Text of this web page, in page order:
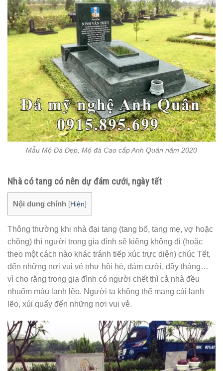
Mẫu Mộ Đá Đẹp, Mộ đá Cao cấp Anh Quân năm 2020
Nhà có tang có nên dự đám cưới, ngày tết
Nội dung chính [Hiện]
Thông thường khi nhà đại tang (tang bố, tang mẹ, vợ hoặc
chồng) thì người trong gia đình sẽ kiêng không đi (hoặc
theo một cách nào khác tránh tiếp xúc trực diện) chúc Tết,
đến những nơi vui vẻ như hội hè, đám cưới, đầy tháng…
vì cho rằng trong gia đình có người chết thì cả nhà đều
nhuốm màu lạnh lẽo. Người ta không thể mang cái lạnh
lẽo, xúi quẩy đến những nơi vui vẻ.